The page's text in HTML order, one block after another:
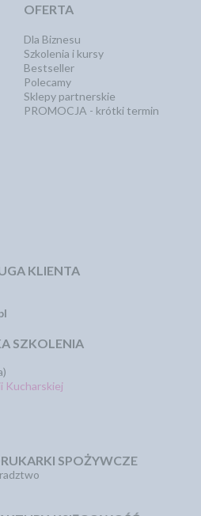
OFERTA
Dla Biznesu
Szkolenia i kursy
Bestseller
Polecamy
Sklepy partnerskie
PROMOCJA - krótki termin
KLIENTA
SZKOLENIA
Kucharskiej
SPOŻYWCZE